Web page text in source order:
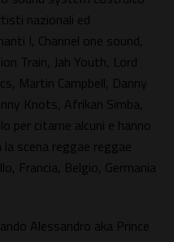
nazionali ed
I, Channel one sound,
Train, Jah Youth, Lord
Martin Campbell, Danny
Knots, Afrikan Simba,
per citarne alcuni e hanno
scena reggae reggae
Francia, Belgio, Germania
Alessandro aka Prince